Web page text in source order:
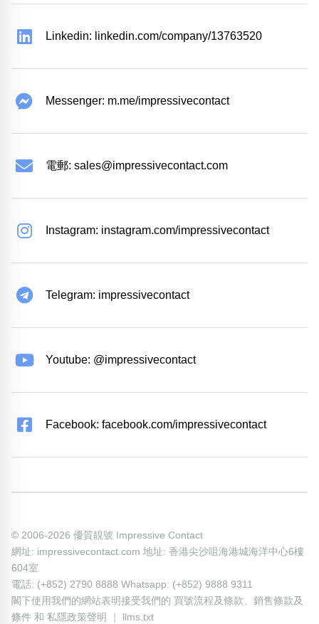
Linkedin: linkedin.com/company/13763520
Messenger: m.me/impressivecontact
電郵: sales@impressivecontact.com
Instagram: instagram.com/impressivecontact
Telegram: impressivecontact
Youtube: @impressivecontact
Facebook: facebook.com/impressivecontact
© 2006-2026 優質靚號 Impressive Contact
網址: impressivecontact.com 地址: 香港尖沙咀海港城海洋中心6樓
604室
電話: (+852) 2790 8888 Whatsapp: (+852) 9888 9311
閣下使用我們的網站表明接受我們的 買號流程及條款
銷售條款及
條件 和 私隱政策聲明 llms.txt